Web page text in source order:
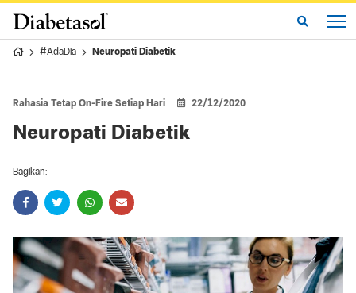
#AdaDia Neuropati Diabetik
Rahasia Tetap On-Fire Setiap Hari 22/12/2020
Neuropati Diabetik
Bagikan: